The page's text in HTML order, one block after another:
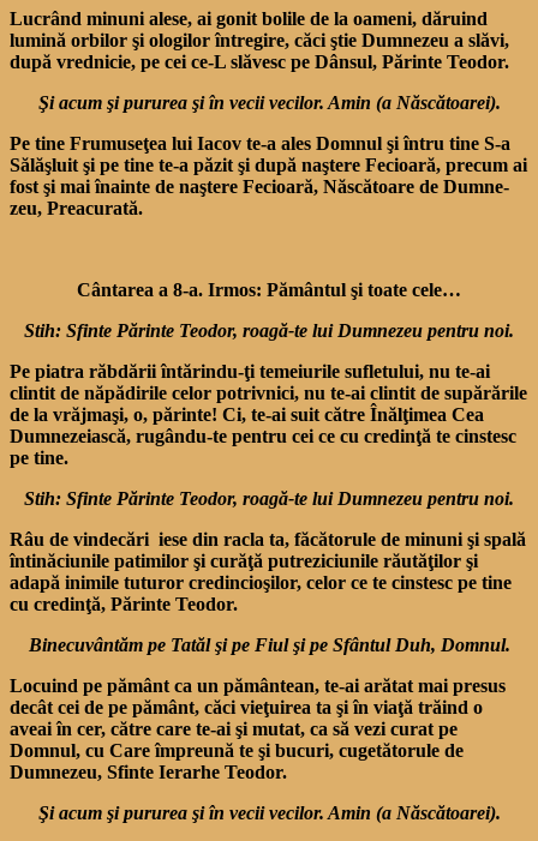
Lucrând minuni alese, ai gonit bolile de la oameni, dăruind
lumină orbilor şi ologilor întregire, căci ştie Dumnezeu a slăvi,
după vrednicie, pe cei ce-L slăvesc pe Dânsul, Părinte Teodor.
Şi acum şi pururea şi în vecii vecilor. Amin (a Născătoarei).
Pe tine Frumuseţea lui Iacov te-a ales Domnul şi întru tine S-a
Sălăşluit şi pe tine te-a păzit şi după naştere Fecioară, precum ai
fost şi mai înainte de naştere Fecioară, Născătoare de Dumne­
zeu, Preacurată.
Cântarea a 8-a. Irmos: Pământul şi toate cele…
Stih: Sfinte Părinte Teodor, roagă-te lui Dumnezeu pentru noi.
Pe piatra răbdării întărindu-ţi temeiurile sufletului, nu te-ai
clintit de năpădirile celor potrivnici, nu te-ai clintit de supărările
de la vrăjmaşi, o, părinte! Ci, te-ai suit către Înălţimea Cea
Dumnezeiască, rugându-te pentru cei ce cu credinţă te cinstesc
pe tine.
Stih: Sfinte Părinte Teodor, roagă-te lui Dumnezeu pentru noi.
Râu de vindecări iese din racla ta, făcătorule de minuni şi spală
întinăciunile patimilor şi curăţă putreziciunile răutăţilor şi
adapă inimile tuturor credincioşilor, celor ce te cinstesc pe tine
cu credinţă, Părinte Teodor.
Binecuvântăm pe Tatăl şi pe Fiul şi pe Sfântul Duh, Domnul.
Locuind pe pământ ca un pământean, te-ai arătat mai presus
decât cei de pe pământ, căci vieţuirea ta şi în viaţă trăind o
aveai în cer, către care te-ai şi mutat, ca să vezi curat pe
Domnul, cu Care împreună te şi bucuri, cugetătorule de
Dumne­zeu, Sfinte Ierarhe Teodor.
Şi acum şi pururea şi în vecii vecilor. Amin (a Născătoarei).